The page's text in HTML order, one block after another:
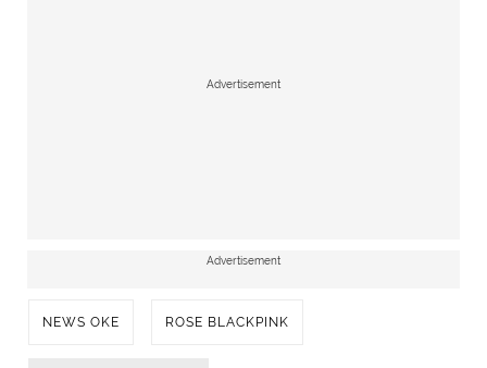
Rosé kembali mendapatkan pertanyaan
bahwa ia memang tidak berbohong.
Advertisement
Advertisement
NEWS OKE ROSE BLACKPINK